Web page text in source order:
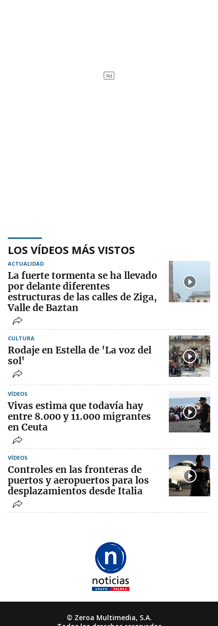
LOS VÍDEOS MÁS VISTOS
ACTUALIDAD
La fuerte tormenta se ha llevado
por delante diferentes
estructuras de las calles de Ziga,
Valle de Baztan
CULTURA
Rodaje en Estella de 'La voz del
sol'
VÍDEOS
Vivas estima que todavía hay
entre 8.000 y 11.000 migrantes
en Ceuta
VÍDEOS
Controles en las fronteras de
puertos y aeropuertos para los
desplazamientos desde Italia
© Zeroa Multimedia, S.A.